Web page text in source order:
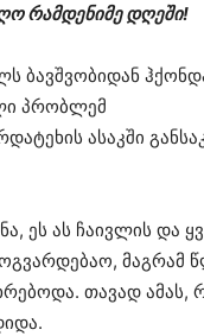
რამდენიმე დღეში!
ბავშვობიდან
პრობლემ
ასაკში
ეს ას ჩაივლის და
მაგრამ
თავად ამას,